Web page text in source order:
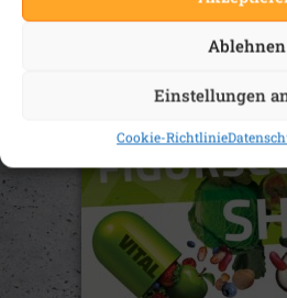
Ablehnen
Einstellungen
Cookie-Richtlinie